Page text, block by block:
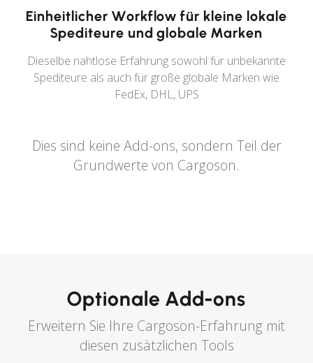
Einheitlicher Workflow für kleine lokale
Spediteure und globale Marken
Dieselbe nahtlose Erfahrung sowohl für unbekannte
Spediteure als auch für große globale Marken wie
FedEx, DHL, UPS
Dies sind keine Add-ons, sondern Teil der
Grundwerte von Cargoson.
Optionale Add-ons
Erweitern Sie Ihre Cargoson-Erfahrung mit
diesen zusätzlichen Tools